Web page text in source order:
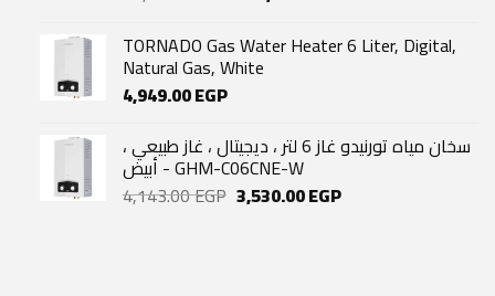
was:
52,400.00 EGP.
is:
42,000.00 EGP.
TORNADO Gas Water Heater 6 Liter, Digital,
Natural Gas, White
4,949.00EGP
سخان مياه تورنيدو غاز 6 لتر ، ديجيتال ، غاز طبيعي ،
أبيض - GHM-C06CNE-W
4,143.00EGP Original
3,530.00EGPCurrent